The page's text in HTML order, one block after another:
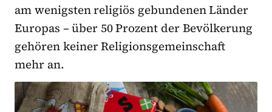
am wenigsten religiös gebundenen Länder
Europas – über 50 Prozent der Bevölkerung
gehören keiner Religionsgemeinschaft
mehr an.